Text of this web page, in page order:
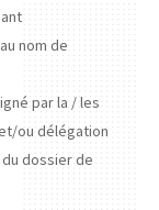
nom de
par la / les
ou délégation
dossier de